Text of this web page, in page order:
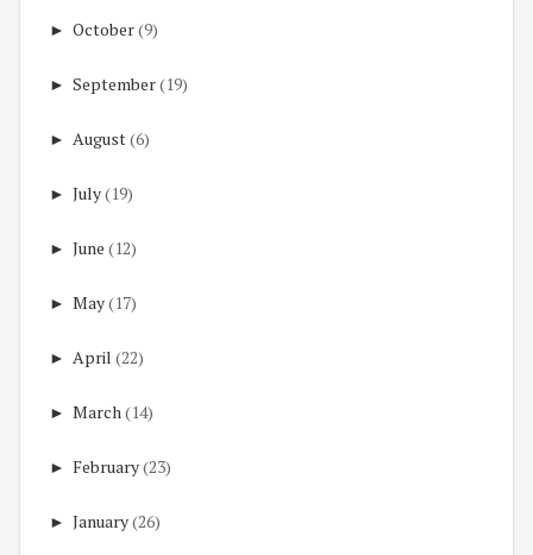
► October(9)
► September(19)
► August(6)
► July(19)
► June (12)
► May(17)
► April (22)
► March(14)
► February(23)
► January(26)